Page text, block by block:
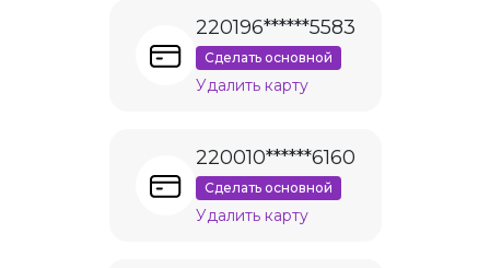
220196******5583
Сделать основной
Удалить карту
220010******6160
Сделать основной
Удалить карту